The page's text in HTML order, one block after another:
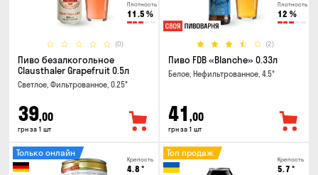
Плотность
11.5 %
(0)
Пиво безалкогольное
Clausthaler Grapefruit 0.5л
Светлое, Фильтрованное, 0.25°
39,00
грн за 1 шт
Плотность
12 %
(2)
Пиво FDB «Blanche» 0.33л
Белое, Нефильтрованное, 4.5°
41 ,00
грн за 1 шт
Крепость
4.8 °
Только онлайн
Крепость
5.7 °
Топ продаж